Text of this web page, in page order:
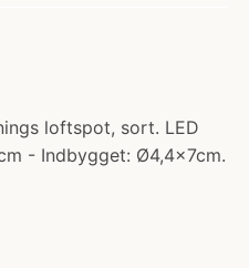
loftspot, sort. LED
- Indbygget: Ø4,4x7cm.